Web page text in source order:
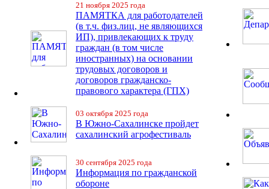
21 ноября 2025 года
ПАМЯТКА для работодателей
(в т.ч. физ.лиц, не являющихся
ИП), привлекающих к труду
граждан (в том числе
иностранных) на основании
трудовых договоров и
договоров гражданско-
правового характера (ГПХ)
03 октября 2025 года
В Южно-Сахалинске пройдет
сахалинский агрофестиваль
30 сентября 2025 года
Информация по гражданской
обороне